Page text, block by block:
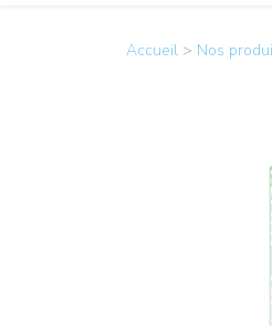
Accueil > Nos